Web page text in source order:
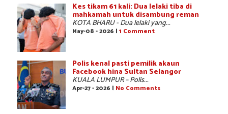
Kes tikam 61 kali: Dua lelaki tiba di
mahkamah untuk disambung reman
KOTA BHARU - Dua lelaki yang...
May-08 - 2026 | 1 Comment
Polis kenal pasti pemilik akaun
Facebook hina Sultan Selangor
KUALA LUMPUR – Polis...
Apr-27 - 2026 | No Comments